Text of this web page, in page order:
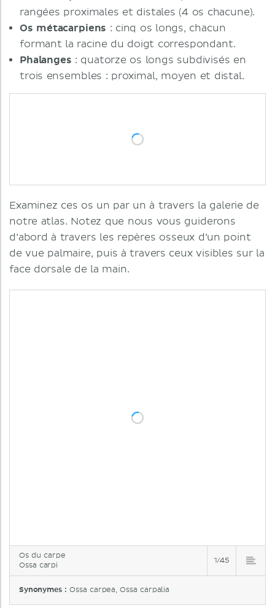
rangées proximales et distales (4 os chacune).
Os métacarpiens : cinq os longs, chacun
formant la racine du doigt correspondant.
Phalanges : quatorze os longs subdivisés en
trois ensembles : proximal, moyen et distal.
Examinez ces os un par un à travers la galerie de
notre atlas. Notez que nous vous guiderons
d’abord à travers les repères osseux d’un point
de vue palmaire, puis à travers ceux visibles sur la
face dorsale de la main.
Os du carpe
Ossa carpi
1/45
Synonymes :Ossa carpea, Ossa carpalia